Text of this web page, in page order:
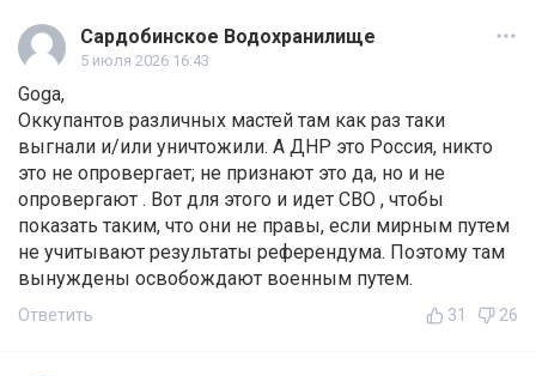
Сардобинское Водохранилище
5 июля 2026 16:43
Goga,
Оккупантов различных мастей там как раз таки
выгнали и/или уничтожили. А ДНР это Россия, никто
это не опровергает; не признают это да, но и не
опровергают . Вот для этого и идет СВО , чтобы
показать таким, что они не правы, если мирным путем
не учитывают результаты референдума. Поэтому там
вынуждены освобождают военным путем.
Ответить 31 26